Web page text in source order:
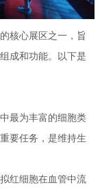
核心展区之一，旨
成和功能。以下是
最为丰富的细胞类
要任务，是维持生
红细胞在血管中流